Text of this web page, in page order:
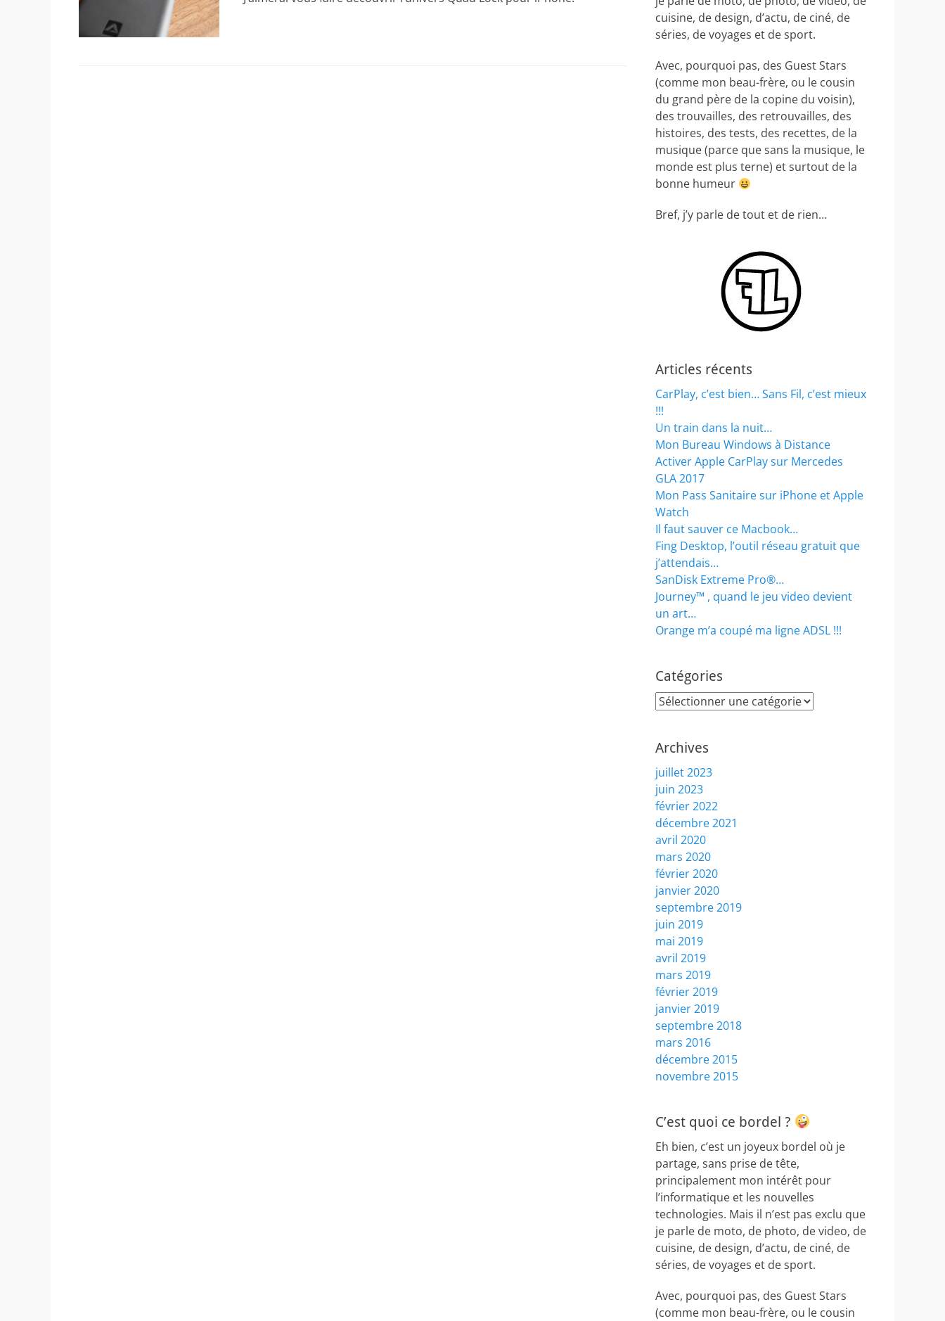
cuisine, de design, d’actu, de ciné, de
séries, de voyages et de sport.
Avec, pourquoi pas, des Guest Stars
(comme mon beau-frère, ou le cousin
du grand père de la copine du voisin),
des trouvailles, des retrouvailles, des
histoires, des tests, des recettes, de la
musique (parce que sans la musique, le
monde est plus terne) et surtout de la
bonne humeur
Bref, j’y parle de tout et de rien…
Articles récents
CarPlay, c’est bien… Sans Fil, c’est mieux
!!!
Un train dans la nuit…
Mon Bureau Windows à Distance
Activer Apple CarPlay sur Mercedes
GLA 2017
Mon Pass Sanitaire sur iPhone et Apple
Watch
Il faut sauver ce Macbook…
Fing Desktop, l’outil réseau gratuit que
j’attendais…
SanDisk Extreme Pro®…
Journey™ , quand le jeu video devient
un art…
Orange m’a coupé ma ligne ADSL !!!
Catégories
Catégories
Archives
juillet 2023
juin 2023
février 2022
décembre 2021
avril 2020
mars 2020
février 2020
janvier 2020
septembre 2019
juin 2019
mai 2019
avril 2019
mars 2019
février 2019
janvier 2019
septembre 2018
mars 2016
décembre 2015
novembre 2015
C’est quoi ce bordel ?
Eh bien, c’est un joyeux bordel où je
partage, sans prise de tête,
principalement mon intérêt pour
l’informatique et les nouvelles
technologies. Mais il n’est pas exclu que
je parle de moto, de photo, de video, de
cuisine, de design, d’actu, de ciné, de
séries, de voyages et de sport.
Avec, pourquoi pas, des Guest Stars
(comme mon beau-frère, ou le cousin